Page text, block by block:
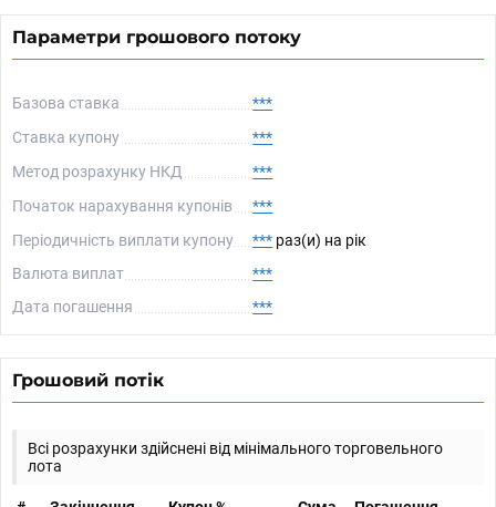
Параметри грошового потоку
Базова ставка
***
Ставка купону
***
Метод розрахунку НКД
***
Початок нарахування купонів
***
Періодичність виплати купону
*** раз(и) на рік
Валюта виплат
***
Дата погашення
***
Грошовий потік
Всі розрахунки здійснені від мінімального торговельного
лота